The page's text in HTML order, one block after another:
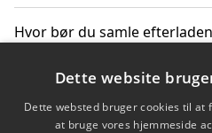
Hvor bør du samle
Sådan rydder du effektivt
Dette website
Dette websted bruger cookies til at
at bruge vores hjemmeside